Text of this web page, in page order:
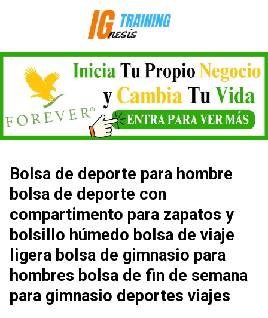
Bolsa de deporte para hombre
bolsa de deporte con
compartimento para zapatos y
bolsillo húmedo bolsa de viaje
ligera bolsa de gimnasio para
hombres bolsa de fin de semana
para gimnasio deportes viajes